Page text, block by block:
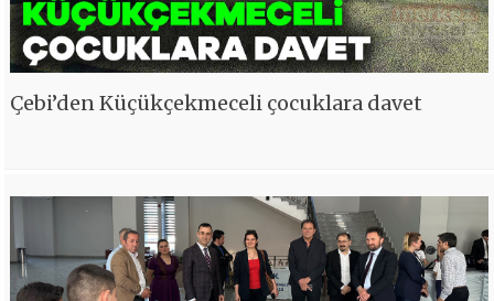
Çebi’den Küçükçekmeceli çocuklara davet